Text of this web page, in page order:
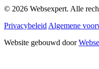
© 2026 Websexpert. Alle
Privacybeleid Algemene
Website gebouwd door